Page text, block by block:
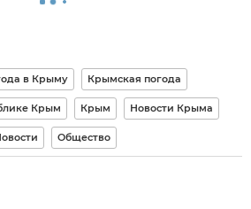
в Крыму Крымская погода
Крым Крым Новости Крыма
Общество